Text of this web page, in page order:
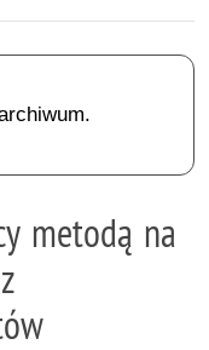
metodą na